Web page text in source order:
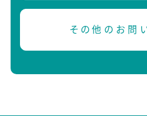
その他のお問